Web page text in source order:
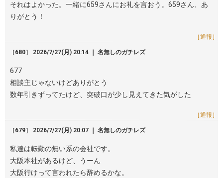
それはよかった。一緒に659さんにお礼を言おう。659さん、あ
りがとう！
［通報］
［680］ 2026/7/27(月) 20:14 ｜ 名無しのガチレズ
677
相談主じゃないけどありがとう
数年引きずってたけど、突破口が少し見えてきた気がした
［通報］
［679］ 2026/7/27(月) 20:07 ｜ 名無しのガチレズ
私達は転勤の無い系の会社です。
大阪本社があるけど、うーん
大阪行けって言われたら辞めるかな。